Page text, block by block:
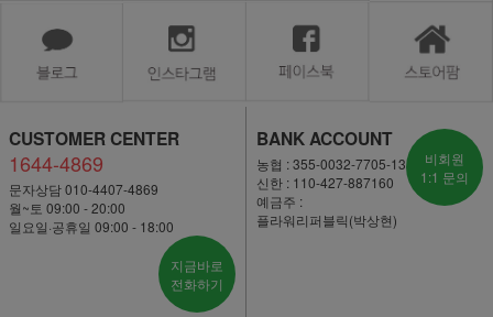
CUSTOMER CENTER
1644-4869
문자상담 010-4407-4869
월~토 09:00 - 20:00
일요일·공휴일 09:00 - 18:00
지금바로
전화하기
BANK ACCOUNT
농협 : 355-0032-7705-13
신한 : 110-427-887160
예금주 :
플라워리퍼블릭(박상현)
비회원
1:1 문의